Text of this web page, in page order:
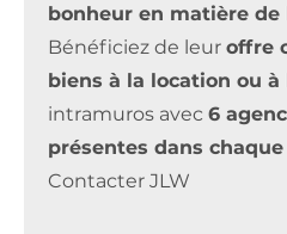
bonheur en matière de
Bénéficiez de leur offre
biens à la location ou à
intramuros avec 6
présentes dans
Contacter JLW